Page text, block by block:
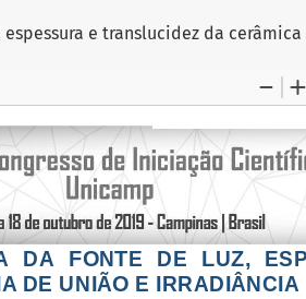
e translucidez da